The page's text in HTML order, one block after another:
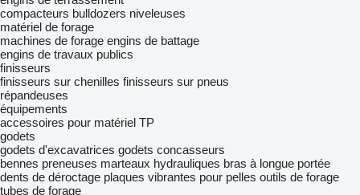
compacteurs bulldozers niveleuses
matériel de forage
machines de forage engins de battage
engins de travaux publics
finisseurs
finisseurs sur chenilles finisseurs sur pneus
répandeuses
équipements
accessoires pour matériel TP
godets
godets d'excavatrices godets concasseurs
bennes preneuses marteaux hydrauliques bras à longue portée
dents de déroctage plaques vibrantes pour pelles outils de forage
tubes de forage